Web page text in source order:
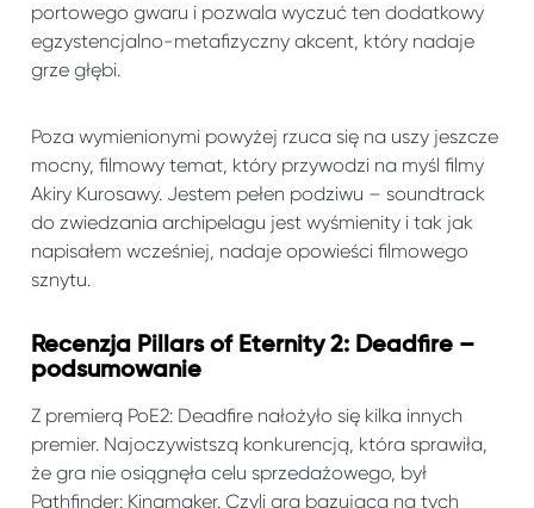
portowego gwaru i pozwala wyczuć ten dodatkowy
egzystencjalno-metafizyczny akcent, który nadaje
grze głębi.
Poza wymienionymi powyżej rzuca się na uszy jeszcze
mocny, filmowy temat, który przywodzi na myśl filmy
Akiry Kurosawy. Jestem pełen podziwu – soundtrack
do zwiedzania archipelagu jest wyśmienity i tak jak
napisałem wcześniej, nadaje opowieści filmowego
sznytu.
Recenzja Pillars of Eternity 2: Deadfire –
podsumowanie
Z premierą PoE2: Deadfire nałożyło się kilka innych
premier. Najoczywistszą konkurencją, która sprawiła,
że gra nie osiągnęła celu sprzedażowego, był
Pathfinder: Kingmaker. Czyli gra bazująca na tych